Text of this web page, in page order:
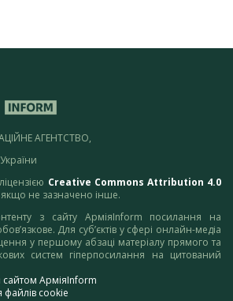
АГЕНТСТВО,
Creative Commons Attribution 4.0
якщо не зазначено інше.
з сайту АрміяInform посилання на
Для суб’єктів у сфері онлайн-медіа
у першому абзаці матеріалу прямого та
систем гіперпосилання на цитований
сайтом АрміяInform
файлів cookie